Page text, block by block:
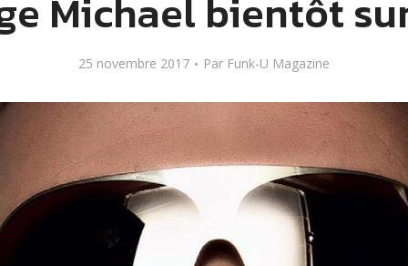
Michael bientôt
25 novembre 2017 Par Funk-U Magazine